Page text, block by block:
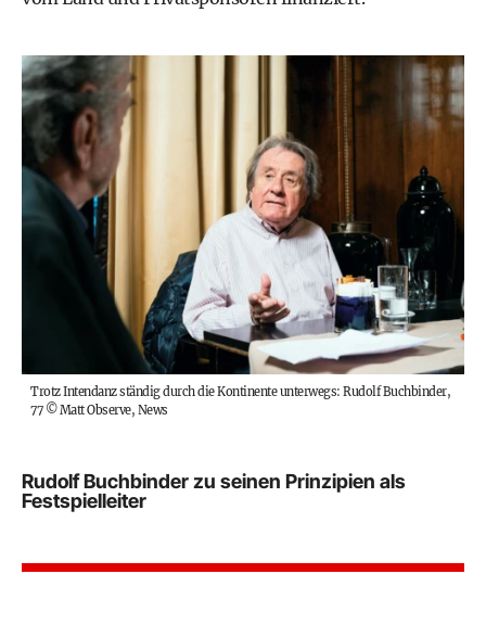
Trotz Intendanz ständig durch die Kontinente unterwegs: Rudolf Buchbinder,
77©Matt Observe, News
Rudolf Buchbinder zu seinen Prinzipien als
Festspielleiter